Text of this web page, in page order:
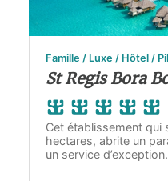
Famille / Luxe / Hôtel /
St Regis Bora
Cet établissement qui
hectares, abrite un
un service d’exception.